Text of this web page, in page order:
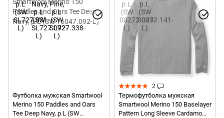
Футболка мужская Smartwool
Merino 150 Paddles and Oars
Tee Deep Navy, р.L (SW
2
Термофутболка мужская
Smartwool Merino 150 Baselayer
Pattern Long Sleeve Cardamom,